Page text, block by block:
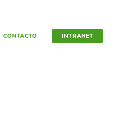
CONTACTO INTRANET